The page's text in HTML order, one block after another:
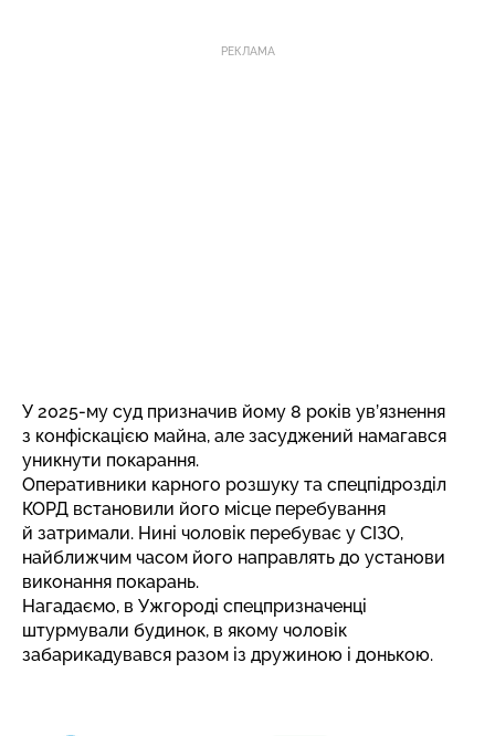
РЕКЛАМА
У 2025-му суд призначив йому 8 років ув’язнення
з конфіскацією майна, але засуджений намагався
уникнути покарання.
Оперативники карного розшуку та спецпідрозділ
КОРД встановили його місце перебування
й затримали. Нині чоловік перебуває у СІЗО,
найближчим часом його направлять до установи
виконання покарань.
Нагадаємо, в Ужгороді спецпризначенці
штурмували будинок, в якому чоловік
забарикадувався разом із дружиною і донькою.